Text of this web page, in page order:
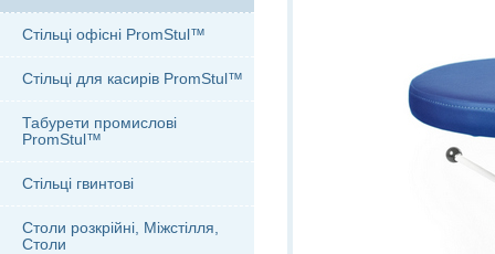
Стільці офісні PromStul™
Стільці для касирів PromStul™
Табурети промислові
PromStul™
Стільці гвинтові
Столи розкрійні, Міжстілля,
Столи